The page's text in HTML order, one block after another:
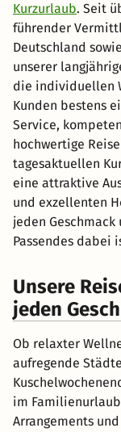
Kurzurlaub. Seit
führender
Deutschland
unserer
die individuellen
Kunden bestens
Service,
hochwertige
tagesaktuellen
eine attraktive
und exzellenten
jeden
Passendes dabei
Unsere
jeden
Ob relaxter
aufregende
im
Arrangements